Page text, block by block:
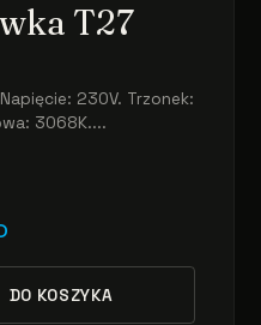
T27
230V. Trzonek:
3068K....
DO KOSZYKA